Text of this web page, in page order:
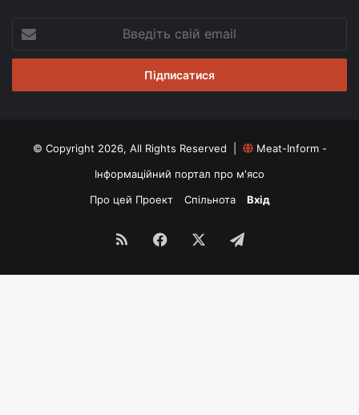
свій
email
© Copyright 2026, All Rights Reserved |
Meat-Inform -
Інформаційний портал про м'ясо
Про цей Проект
Спільнота Вхід
RSS Facebook